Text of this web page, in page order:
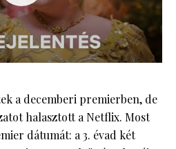
a decemberi premierben, de
halasztott a Netflix. Most
dátumát: a 3. évad két